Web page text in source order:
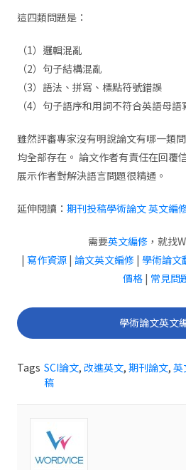
這四類問題是：
（1）邏輯混亂
（2）句子結構混亂
（3）語法、拼寫、標點符號錯誤
（4）句子語序和用詞不符合英語母
雖然評審專家沒有明說論文有哪一類
均全部存在。 論文作者有責任在回覆
展示作者對解決語言問題很精通。
延伸閱讀： 期刊投稿學術論文 英文編
需要英文編修，就找
| 寫作資源 | 論文英文編修 | 學術論文
價格| 常見問
學術論文英文
Tags SCI論文, 改進英文, 期刊論文, 英
稿